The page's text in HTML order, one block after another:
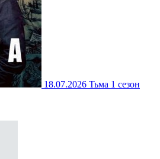
18.07.2026 Тьма 1 сезон